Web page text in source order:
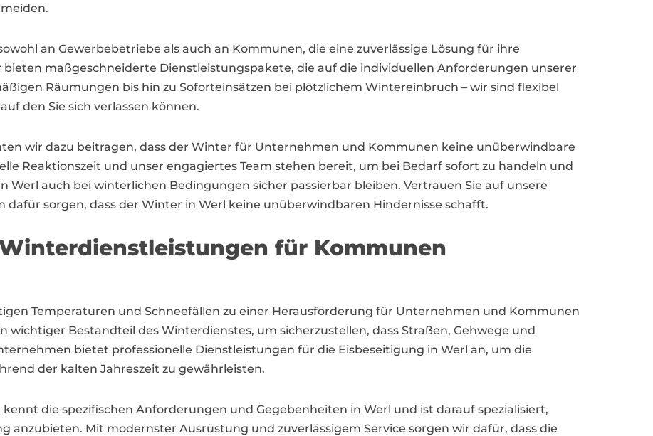
an Gewerbebetriebe als auch an Kommunen, die eine zuverlässige Lösung für ihre
bieten maßgeschneiderte Dienstleistungspakete, die auf die individuellen Anforderungen unserer
Räumungen bis hin zu Soforteinsätzen bei plötzlichem Wintereinbruch – wir sind flexibel
den Sie sich verlassen können.
wir dazu beitragen, dass der Winter für Unternehmen und Kommunen keine unüberwindbare
Reaktionszeit und unser engagiertes Team stehen bereit, um bei Bedarf sofort zu handeln und
Werl auch bei winterlichen Bedingungen sicher passierbar bleiben. Vertrauen Sie auf unsere
dafür sorgen, dass der Winter in Werl keine unüberwindbaren Hindernisse schafft.
für Kommunen
Temperaturen und Schneefällen zu einer Herausforderung für Unternehmen und Kommunen
wichtiger Bestandteil des Winterdienstes, um sicherzustellen, dass Straßen, Gehwege und
bietet professionelle Dienstleistungen für die Eisbeseitigung in Werl an, um die
der kalten Jahreszeit zu gewährleisten.
die spezifischen Anforderungen und Gegebenheiten in Werl und ist darauf spezialisiert,
anzubieten. Mit modernster Ausrüstung und zuverlässigem Service sorgen wir dafür, dass die